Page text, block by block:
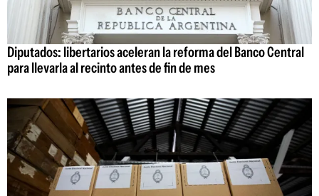
Diputados: libertarios aceleran la reforma del Banco Central
para llevarla al recinto antes de fin de mes